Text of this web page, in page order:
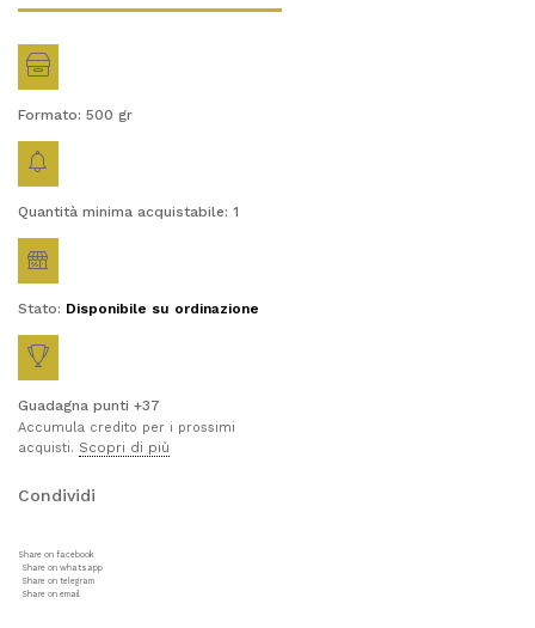
Formato: 500 gr
Quantità minima acquistabile: 1
Stato: Disponibile su ordinazione
Guadagna punti +37
Accumula credito per i prossimi
acquisti. Scopri di più
Condividi
Share on facebook
Share on whatsapp
Share on telegram
Share on email